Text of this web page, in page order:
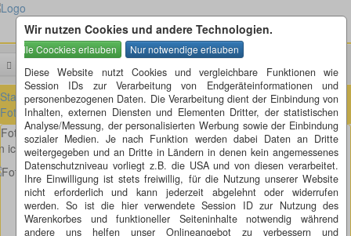
Wir nutzen Cookies und andere Technologien.
Diese Website nutzt Cookies und vergleichbare Funktionen wie
Session IDs zur Verarbeitung von Endgeräteinformationen und
personenbezogenen Daten. Die Verarbeitung dient der Einbindung von
Inhalten, externen Diensten und Elementen Dritter, der statistischen
Analyse/Messung, der personalisierten Werbung sowie der Einbindung
sozialer Medien. Je nach Funktion werden dabei Daten an Dritte
weitergegeben und an Dritte in Ländern in denen kein angemessenes
Datenschutzniveau vorliegt z.B. die USA und von diesen verarbeitet.
Ihre Einwilligung ist stets freiwillig, für die Nutzung unserer Website
nicht erforderlich und kann jederzeit abgelehnt oder widerrufen
werden. So ist die hier verwendete Session ID zur Nutzung des
Warenkorbes und funktioneller Seiteninhalte notwendig während
andere uns helfen unser Onlineangebot zu verbessern und
Startseite » Fotorätsel » Fotorätsel 1 bis 100 » Fotorätsel 81 bis 90 »
Fotorätsel 88
Fotorätsel 88
ich doch glatt im Wald über eine Bärenfalle gestolpert, oder?